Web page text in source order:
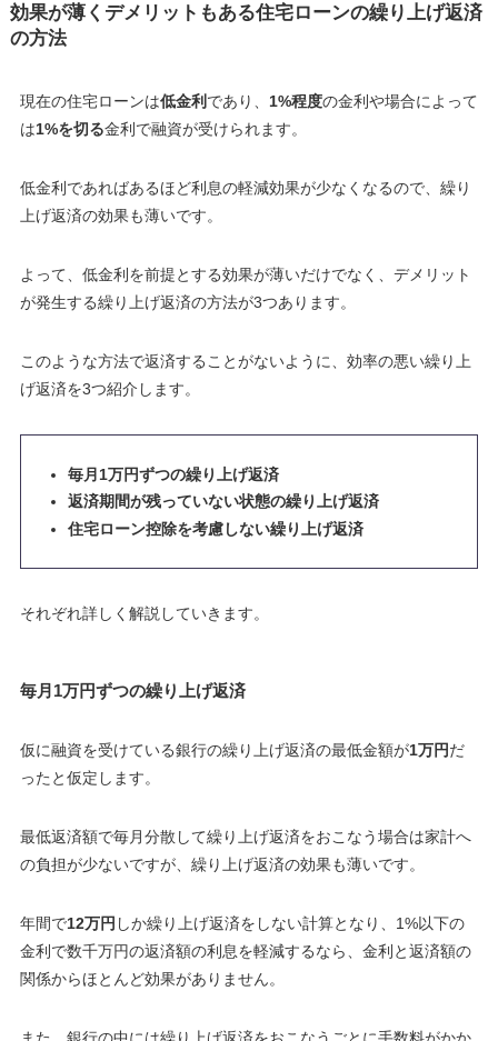
効果が薄くデメリットもある住宅ローンの繰り上げ返済
の方法
現在の住宅ローンは低金利 であり、 1%程度の金利や場合によって
は1%を切る金利で融資が受けられます。
低金利であればあるほど利息の軽減効果が少なくなるので、繰り
上げ返済の効果も薄いです。
よって、低金利を前提とする効果が薄いだけでなく、デメリット
が発生する繰り上げ返済の方法が3つあります。
このような方法で返済することがないように、効率の悪い繰り上
げ返済を3つ紹介します。
毎月1万円ずつの繰り上げ返済
返済期間が残っていない状態の繰り上げ返済
住宅ローン控除を考慮しない繰り上げ返済
それぞれ詳しく解説していきます。
毎月1万円ずつの繰り上げ返済
仮に融資を受けている銀行の繰り上げ返済の最低金額が1万円だ
ったと仮定します。
最低返済額で毎月分散して繰り上げ返済をおこなう場合は家計へ
の負担が少ないですが、繰り上げ返済の効果も薄いです。
年間で12万円 しか繰り上げ返済をしない計算となり、1%以下の
金利で数千万円の返済額の利息を軽減するなら、金利と返済額の
関係からほとんど効果がありません。